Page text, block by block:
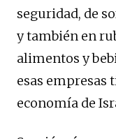
seguridad, de
y también en
alimentos y
esas empresas
economía de